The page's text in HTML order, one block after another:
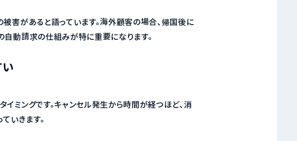
害があると語っています。海外顧客の場合、帰国後に
自動請求の仕組みが特に重要になります。
ミングです。キャンセル発生から時間が経つほど、消
いきます。